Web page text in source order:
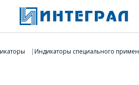
Индикаторы специального